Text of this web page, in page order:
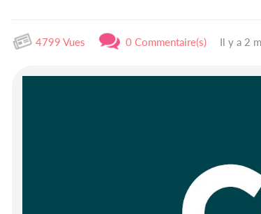
4799 Vues 0 Commentaire(s) Il y a 2